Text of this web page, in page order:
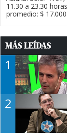
11.30 a 23.30
promedio: $ 17.000.
MÁS LEÍDAS
1
2